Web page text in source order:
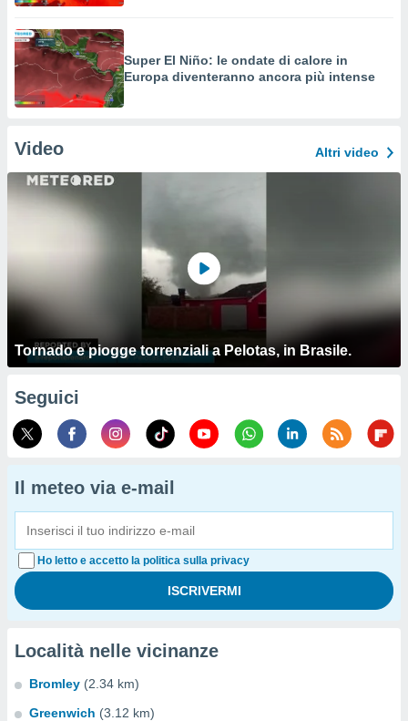
Super El Niño: le ondate di calore in
Europa diventeranno ancora più intense
Video Altri video
Tornado e piogge torrenziali a Pelotas, in Brasile.
Seguici
Il meteo via e-mail
Ho letto e accetto la politica sulla privacy
Località nelle vicinanze
Bromley (2.34 km)
Greenwich (3.12 km)